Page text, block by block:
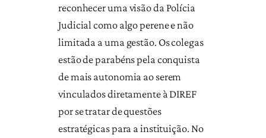
reconhecer uma visão da Polícia
Judicial como algo perene e não
limitada a uma gestão. Os colegas
estão de parabéns pela conquista
de mais autonomia ao serem
vinculados diretamente à DIREF
por se tratar de questões
estratégicas para a instituição. No